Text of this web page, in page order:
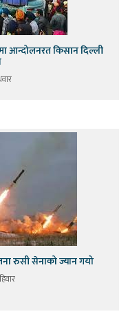
आन्दोलनरत किसान दिल्ली
रुसी सेनाको ज्यान गयो